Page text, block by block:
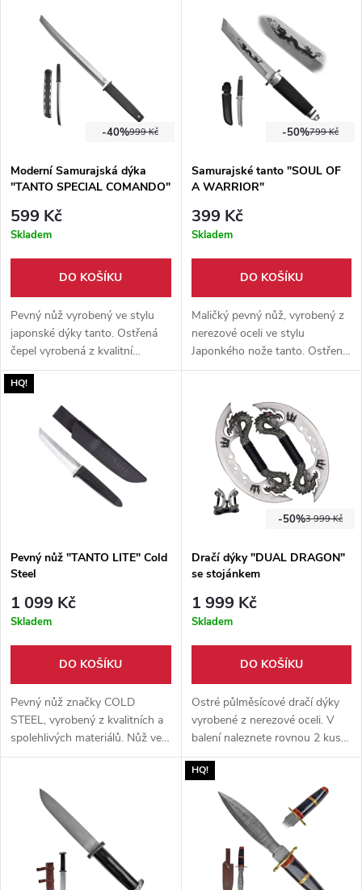
balení je pevné pouzdro z
umělé kůže.
999 Kč
-40%
Moderní Samurajská dýka
"TANTO SPECIAL COMANDO"
599 Kč
Skladem
DO KOŠÍKU
Pevný nůž vyrobený ve stylu
japonské dýky tanto. Ostřená
čepel vyrobená z kvalitní
nerezové oceli 3CR13. Pevné
taktické pouzdro s klipem na
799 Kč
-50%
Samurajské tanto "SOUL OF
A WARRIOR"
399 Kč
Skladem
DO KOŠÍKU
Maličký pevný nůž, vyrobený z
nerezové oceli ve stylu
Japonkého nože tanto. Ostřeno
již z výroby, rukojeť s
Pouzdro součástí balení.
HQ!
Pevný nůž "TANTO LITE" Cold
Steel
1 099 Kč
Skladem
DO KOŠÍKU
Pevný nůž značky COLD
STEEL, vyrobený z kvalitních a
spolehlivých materiálů. Nůž ve
stylu Japonského tanto.
přírody.
3 999 Kč
-50%
Dračí dýky "DUAL DRAGON"
se stojánkem
1 999 Kč
Skladem
DO KOŠÍKU
Ostré půlměsícové dračí dýky
vyrobené z nerezové oceli. V
balení naleznete rovnou 2 kusy
těchto dýk spolu s dřevěným
stojánkem pro vystavení.
HQ!